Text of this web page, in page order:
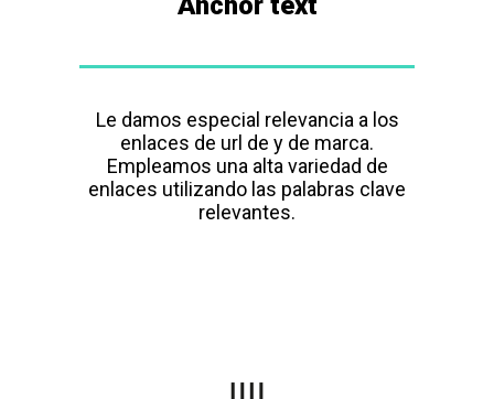
Le damos especial relevancia a los
enlaces de url de y de marca.
Empleamos una alta variedad de
enlaces utilizando las palabras clave
relevantes.